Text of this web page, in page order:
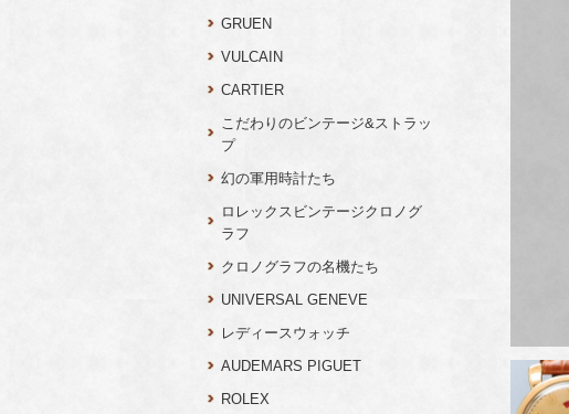
GRUEN
VULCAIN
CARTIER
こだわりのビンテージ&ストラッ
プ
幻の軍用時計たち
ロレックスビンテージクロノグ
ラフ
クロノグラフの名機たち
UNIVERSAL GENEVE
レディースウォッチ
AUDEMARS PIGUET
ROLEX